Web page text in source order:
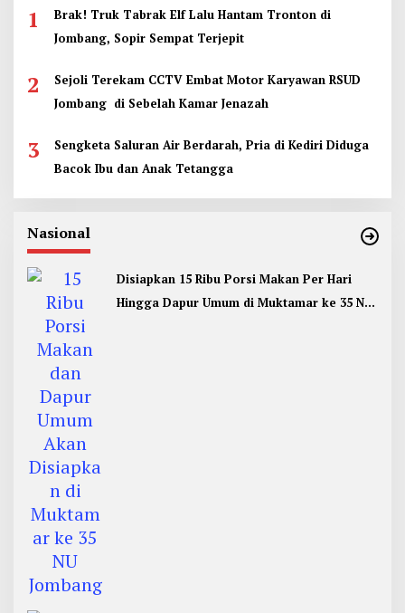
1
Brak! Truk Tabrak Elf Lalu Hantam Tronton di
Jombang, Sopir Sempat Terjepit
2
Sejoli Terekam CCTV Embat Motor Karyawan RSUD
Jombang di Sebelah Kamar Jenazah
3
Sengketa Saluran Air Berdarah, Pria di Kediri Diduga
Bacok Ibu dan Anak Tetangga
Nasional
Disiapkan 15 Ribu Porsi Makan Per Hari
Hingga Dapur Umum di Muktamar ke 35 NU